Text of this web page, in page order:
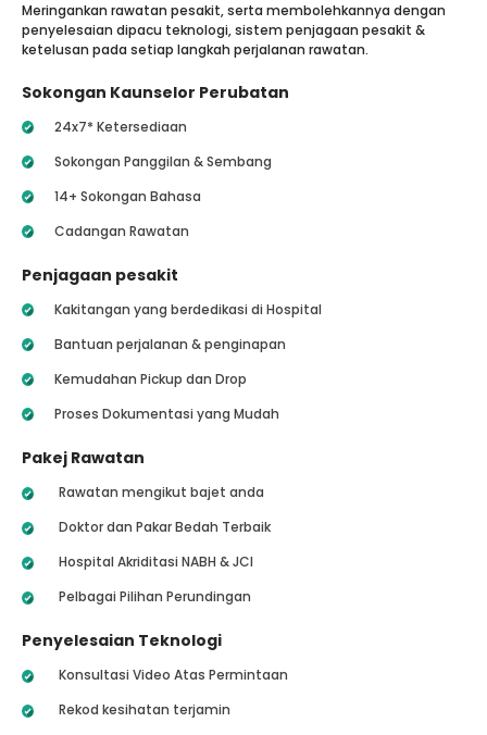
Meringankan rawatan pesakit, serta membolehkannya dengan
penyelesaian dipacu teknologi, sistem penjagaan pesakit &
ketelusan pada setiap langkah perjalanan rawatan.
Sokongan Kaunselor Perubatan
24x7* Ketersediaan
Sokongan Panggilan & Sembang
14+ Sokongan Bahasa
Cadangan Rawatan
Penjagaan pesakit
Kakitangan yang berdedikasi di Hospital
Bantuan perjalanan & penginapan
Kemudahan Pickup dan Drop
Proses Dokumentasi yang Mudah
Pakej Rawatan
Rawatan mengikut bajet anda
Doktor dan Pakar Bedah Terbaik
Hospital Akriditasi NABH & JCI
Pelbagai Pilihan Perundingan
Penyelesaian Teknologi
Konsultasi Video Atas Permintaan
Rekod kesihatan terjamin